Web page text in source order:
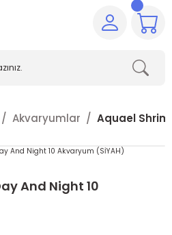
Akvaryumlar Aquael
And Night 10